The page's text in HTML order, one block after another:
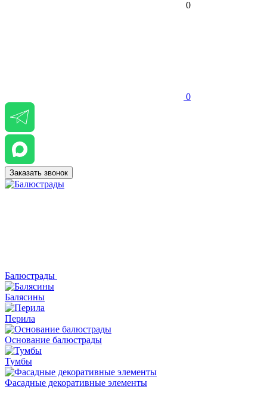
0
0
Заказать звонок
Балюстрады
Балясины
Перила
Основание балюстрады
Тумбы
Фасадные декоративные элементы